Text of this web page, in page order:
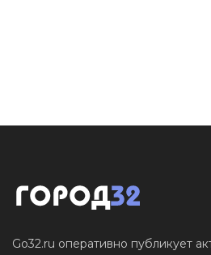
Go32.ru оперативно публикует